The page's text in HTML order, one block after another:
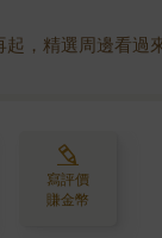
，精選周邊看過
寫評價
賺金幣